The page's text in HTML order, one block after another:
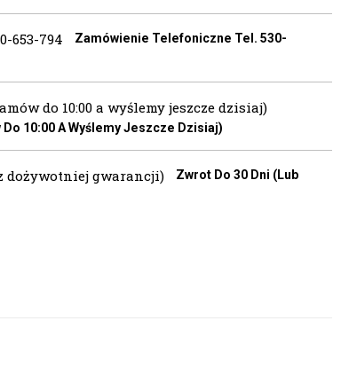
Zamówienie Telefoniczne Tel. 530-
10:00 A Wyślemy Jeszcze Dzisiaj)
Zwrot Do 30 Dni (lub